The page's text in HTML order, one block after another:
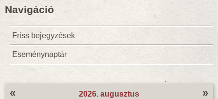
Navigáció
Friss bejegyzések
Eseménynaptár
2026. augusztus
« »